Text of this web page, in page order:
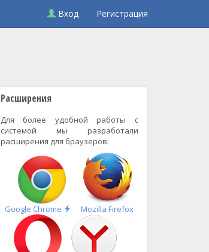
Вход Регистрация
Расширения
Для более удобной работы с
системой мы разработали
расширения для браузеров:
Google Chrome
Быстрая
установка
Mozilla Firefox